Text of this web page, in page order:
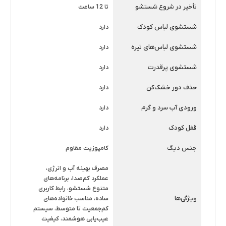
مناسب باعث می‌شود کاربر بتواند بهترین نتیجه را متناسب با
نوع لباس دریافت کند. همچنین پنل کنترلی ساده و کاربردی،
استفاده از دستگاه را برای تمامی اعضای خانواده آسان کرده
کاربردها و تجربه استفاده
این مدل برای خانواده‌های کوچک، زوج‌های جوان، دانشجویان و
افرادی که به یک لباسشویی جمع‌وجور و کم‌مصرف نیاز دارند،
انرژی باعث کاهش هزینه‌های ماهانه می‌شود. عملکرد ساده و
قابل اعتماد دستگاه، استفاده روزانه را راحت و بدون دردسر
معرفی برند و جمع‌بندی
آبسال یکی از برندهای باسابقه و معتبر در صنعت لوازم خانگی
تأخیر در شروع شستشو تا 12 ساعت
شستشوی لباس کودک دارد
شستشوی لباس‌های تیره دارد
شستشوی پرقدرت دارد
حذف دور خشک‌کن دارد
ورودی آب سرد و گرم دارد
قفل کودک دارد
جنس دیگ کامپوزیت مقاوم
ویژگی‌ها
مصرف بهینه آب و انرژی،
عملکرد کم‌صدا، برنامه‌های
متنوع شستشو، رابط کاربری
ساده، مناسب خانواده‌های
کم‌جمعیت تا متوسط، سیستم
عیب‌یابی هوشمند، کیفیت